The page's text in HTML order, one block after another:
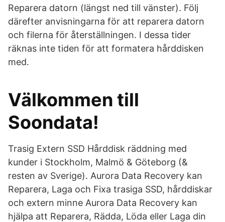
Reparera datorn (längst ned till vänster). Följ
därefter anvisningarna för att reparera datorn
och filerna för återställningen. I dessa tider
räknas inte tiden för att formatera hårddisken
med.
Välkommen till
Soondata!
Trasig Extern SSD Hårddisk räddning med
kunder i Stockholm, Malmö & Göteborg (&
resten av Sverige). Aurora Data Recovery kan
Reparera, Laga och Fixa trasiga SSD, hårddiskar
och extern minne Aurora Data Recovery kan
hjälpa att Reparera, Rädda, Löda eller Laga din